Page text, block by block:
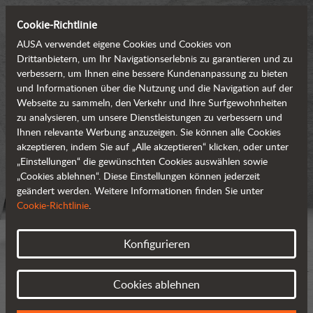
Cookie-Richtlinie
AUSA verwendet eigene Cookies und Cookies von
Drittanbietern, um Ihr Navigationserlebnis zu garantieren und zu
verbessern, um Ihnen eine bessere Kundenanpassung zu bieten
und Informationen über die Nutzung und die Navigation auf der
Webseite zu sammeln, den Verkehr und Ihre Surfgewohnheiten
zu analysieren, um unsere Dienstleistungen zu verbessern und
Ihnen relevante Werbung anzuzeigen. Sie können alle Cookies
akzeptieren, indem Sie auf „Alle akzeptieren“ klicken, oder unter
„Einstellungen“ die gewünschten Cookies auswählen sowie
„Cookies ablehnen“. Diese Einstellungen können jederzeit
geändert werden. Weitere Informationen finden Sie unter
Cookie-Richtlinie.
Konfigurieren
Cookies ablehnen